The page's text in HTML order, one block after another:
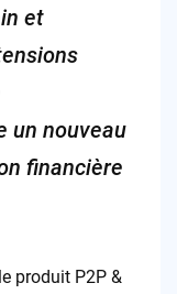
et
un nouveau
financière
produit P2P &